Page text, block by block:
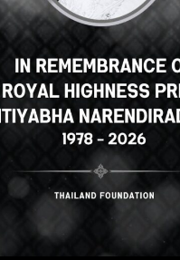
S'INSCRIRE À UN
Select your
English
Korean
ខ្មែរ